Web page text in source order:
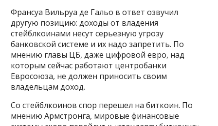
Франсуа Вильруа де Гальо в ответ озвучил
другую позицию: доходы от владения
стейблкоинами несут серьезную угрозу
банковской системе и их надо запретить. По
мнению главы ЦБ, даже цифровой евро, над
которым сейчас работают центробанки
Евросоюза, не должен приносить своим
владельцам доход.
Со стейблкоинов спор перешел на биткоин. По
мнению Армстронга, мировые финансовые